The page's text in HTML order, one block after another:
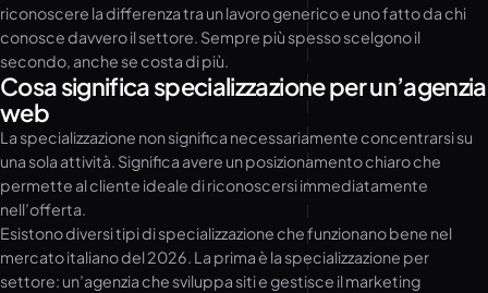
riconoscere la differenza tra un lavoro generico e uno fatto da chi
conosce davvero il settore. Sempre più spesso scelgono il
secondo, anche se costa di più.
Cosa significa specializzazione per un’agenzia
web
La specializzazione non significa necessariamente concentrarsi su
una sola attività. Significa avere un posizionamento chiaro che
permette al cliente ideale di riconoscersi immediatamente
nell’offerta.
Esistono diversi tipi di specializzazione che funzionano bene nel
mercato italiano del 2026. La prima è la specializzazione per
settore: un’agenzia che sviluppa siti e gestisce il marketing